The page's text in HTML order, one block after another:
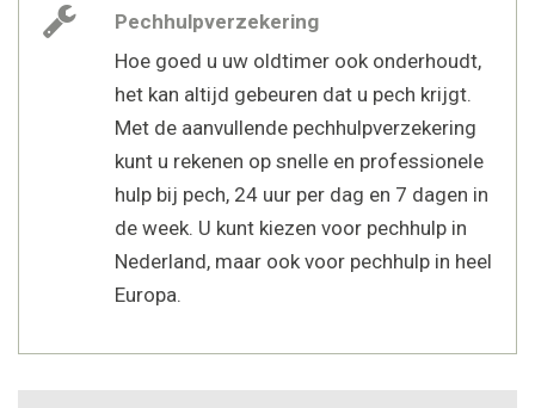
Pechhulpverzekering
Hoe goed u uw oldtimer ook onderhoudt,
het kan altijd gebeuren dat u pech krijgt.
Met de aanvullende pechhulpverzekering
kunt u rekenen op snelle en professionele
hulp bij pech, 24 uur per dag en 7 dagen in
de week. U kunt kiezen voor pechhulp in
Nederland, maar ook voor pechhulp in heel
Europa.